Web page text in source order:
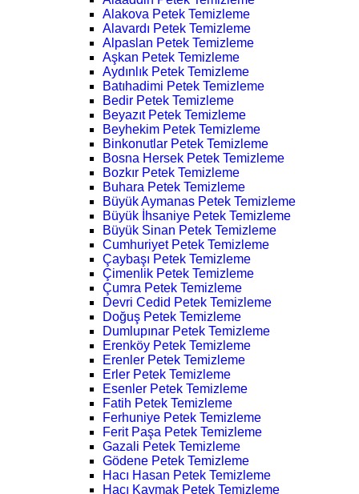
Alakova Petek Temizleme
Alavardı Petek Temizleme
Alpaslan Petek Temizleme
Aşkan Petek Temizleme
Aydınlık Petek Temizleme
Batıhadimi Petek Temizleme
Bedir Petek Temizleme
Beyazıt Petek Temizleme
Beyhekim Petek Temizleme
Binkonutlar Petek Temizleme
Bosna Hersek Petek Temizleme
Bozkır Petek Temizleme
Buhara Petek Temizleme
Büyük Aymanas Petek Temizleme
Büyük İhsaniye Petek Temizleme
Büyük Sinan Petek Temizleme
Cumhuriyet Petek Temizleme
Çaybaşı Petek Temizleme
Çimenlik Petek Temizleme
Çumra Petek Temizleme
Devri Cedid Petek Temizleme
Doğuş Petek Temizleme
Dumlupınar Petek Temizleme
Erenköy Petek Temizleme
Erenler Petek Temizleme
Erler Petek Temizleme
Esenler Petek Temizleme
Fatih Petek Temizleme
Ferhuniye Petek Temizleme
Ferit Paşa Petek Temizleme
Gazali Petek Temizleme
Gödene Petek Temizleme
Hacı Hasan Petek Temizleme
Hacı Kaymak Petek Temizleme